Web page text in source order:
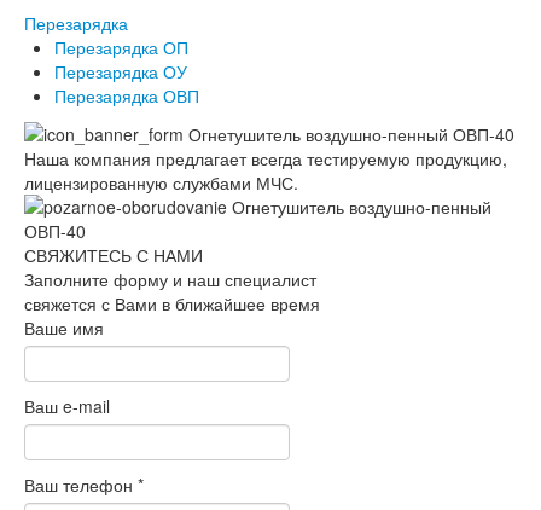
Перезарядка
Перезарядка ОП
Перезарядка ОУ
Перезарядка ОВП
Наша компания предлагает всегда тестируемую продукцию,
лицензированную службами МЧС.
СВЯЖИТЕСЬ С НАМИ
Заполните форму и наш специалист
свяжется с Вами в ближайшее время
Ваше имя
Ваш e-mail
Ваш телефон *